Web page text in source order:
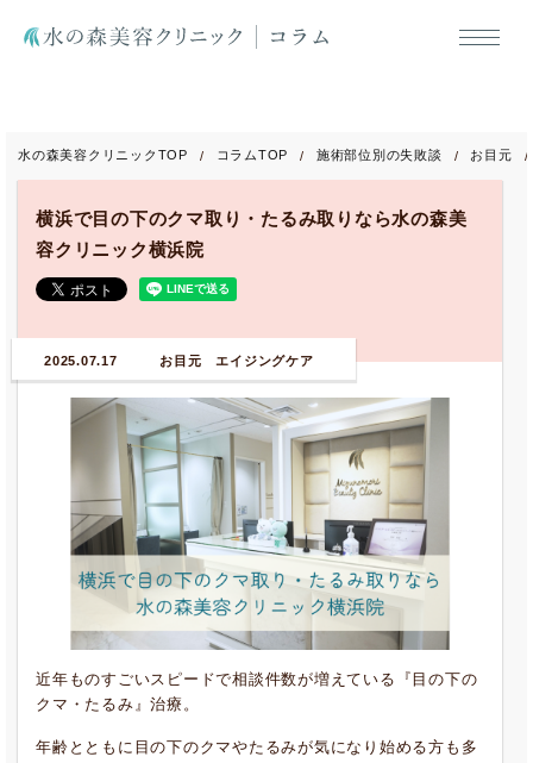
水の森美容クリニックTOP コラムTOP 施術部位別の失敗談 お目元
横浜で目の下のクマ取り・たるみ取りなら水の森美
容クリニック横浜院
2025.07.17 お目元 エイジングケア
近年ものすごいスピードで相談件数が増えている『目の下の
クマ・たるみ』治療。
年齢とともに目の下のクマやたるみが気になり始める方も多